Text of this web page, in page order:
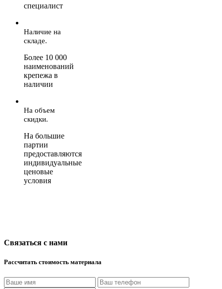
специалист
Наличие на
складе.
Более 10 000
наименований
крепежа в
наличии
На объем
скидки.
На большие
партии
предоставляются
индивидуальные
ценовые
условия
Связаться с нами
Рассчитать стоимость материала